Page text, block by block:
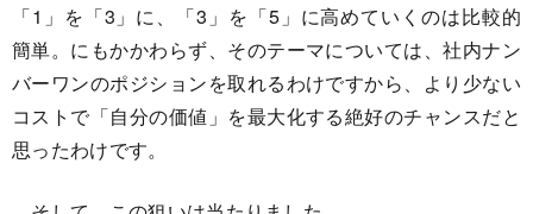
「1」を「3」に、「3」を「5」に高めていくのは比較的
簡単。にもかかわらず、そのテーマについては、社内ナン
バーワンのポジションを取れるわけですから、より少ない
コストで「自分の価値」を最大化する絶好のチャンスだと
思ったわけです。